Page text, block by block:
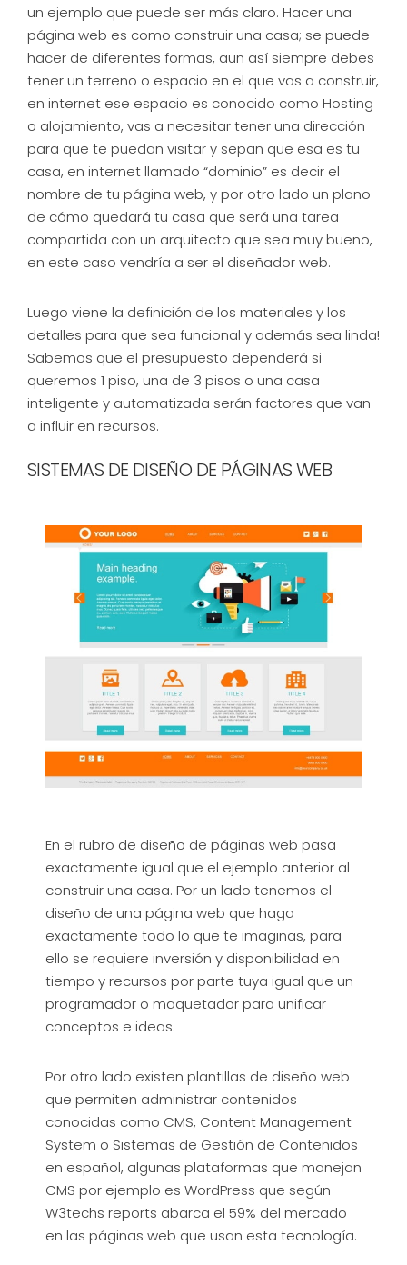
un ejemplo que puede ser más claro. Hacer una
página web es como construir una casa; se puede
hacer de diferentes formas, aun así siempre debes
tener un terreno o espacio en el que vas a construir,
en internet ese espacio es conocido como Hosting
o alojamiento, vas a necesitar tener una dirección
para que te puedan visitar y sepan que esa es tu
casa, en internet llamado “dominio” es decir el
nombre de tu página web, y por otro lado un plano
de cómo quedará tu casa que será una tarea
compartida con un arquitecto que sea muy bueno,
en este caso vendría a ser el diseñador web.
Luego viene la definición de los materiales y los
detalles para que sea funcional y además sea linda!
Sabemos que el presupuesto dependerá si
queremos 1 piso, una de 3 pisos o una casa
inteligente y automatizada serán factores que van
a influir en recursos.
SISTEMAS DE DISEÑO DE PÁGINAS WEB
En el rubro de diseño de páginas web pasa
exactamente igual que el ejemplo anterior al
construir una casa. Por un lado tenemos el
diseño de una página web que haga
exactamente todo lo que te imaginas, para
ello se requiere inversión y disponibilidad en
tiempo y recursos por parte tuya igual que un
programador o maquetador para unificar
conceptos e ideas.
Por otro lado existen plantillas de diseño web
que permiten administrar contenidos
conocidas como CMS, Content Management
System o Sistemas de Gestión de Contenidos
en español, algunas plataformas que manejan
CMS por ejemplo es WordPress que según
W3techs reports abarca el 59% del mercado
en las páginas web que usan esta tecnología.